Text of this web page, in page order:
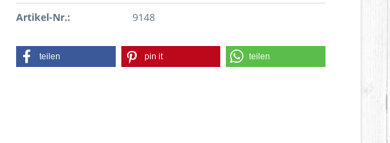
Artikel-Nr.: 9148
teilen pin it teilen